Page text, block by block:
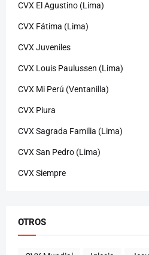
CVX El Agustino (Lima)
CVX Fátima (Lima)
CVX Juveniles
CVX Louis Paulussen (Lima)
CVX Mi Perú (Ventanilla)
CVX Piura
CVX Sagrada Familia (Lima)
CVX San Pedro (Lima)
CVX Siempre
OTROS